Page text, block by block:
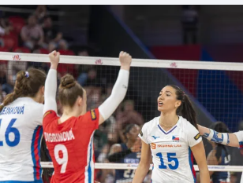
Cyklistika
DALŠÍ SPORTY
Americký fotbal
Baseball a softbal
Basketbal
NEPŘEHLÉDNĚTE
Soutěže
Historické návraty